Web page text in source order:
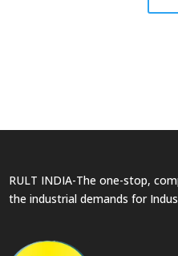
RULT INDIA-The one-stop,
the industrial demands for